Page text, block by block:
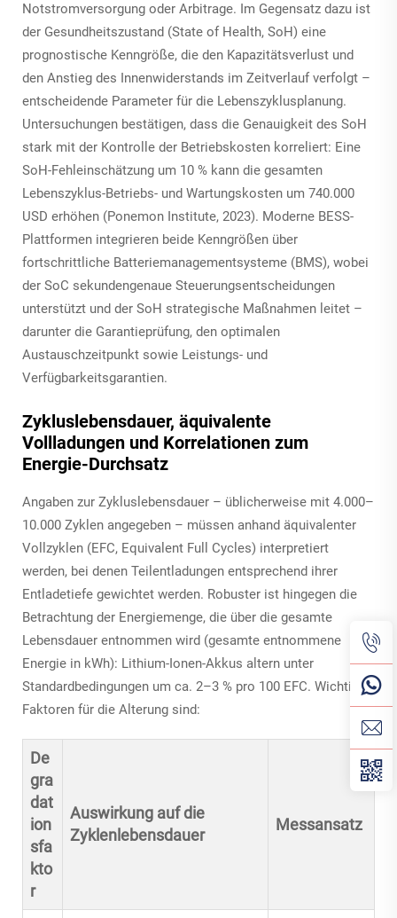
Notstromversorgung oder Arbitrage. Im Gegensatz dazu ist
der Gesundheitszustand (State of Health, SoH) eine
prognostische Kenngröße, die den Kapazitätsverlust und
den Anstieg des Innenwiderstands im Zeitverlauf verfolgt –
entscheidende Parameter für die Lebenszyklusplanung.
Untersuchungen bestätigen, dass die Genauigkeit des SoH
stark mit der Kontrolle der Betriebskosten korreliert: Eine
SoH-Fehleinschätzung um 10 % kann die gesamten
Lebenszyklus-Betriebs- und Wartungskosten um 740.000
USD erhöhen (Ponemon Institute, 2023). Moderne BESS-
Plattformen integrieren beide Kenngrößen über
fortschrittliche Batteriemanagementsysteme (BMS), wobei
der SoC sekundengenaue Steuerungsentscheidungen
unterstützt und der SoH strategische Maßnahmen leitet –
darunter die Garantieprüfung, den optimalen
Austauschzeitpunkt sowie Leistungs- und
Verfügbarkeitsgarantien.
Zykluslebensdauer, äquivalente
Vollladungen und Korrelationen zum
Energie-Durchsatz
Angaben zur Zykluslebensdauer – üblicherweise mit 4.000–
10.000 Zyklen angegeben – müssen anhand äquivalenter
Vollzyklen (EFC, Equivalent Full Cycles) interpretiert
werden, bei denen Teilentladungen entsprechend ihrer
Entladetiefe gewichtet werden. Robuster ist hingegen die
Betrachtung der Energiemenge, die über die gesamte
Lebensdauer entnommen wird (gesamte entnommene
Energie in kWh): Lithium-Ionen-Akkus altern unter
Standardbedingungen um ca. 2–3 % pro 100 EFC. Wichtige
Faktoren für die Alterung sind:
De
gra
dat
ion
sfa
kto
r
Auswirkung auf die
Zyklenlebensdauer
Messansatz